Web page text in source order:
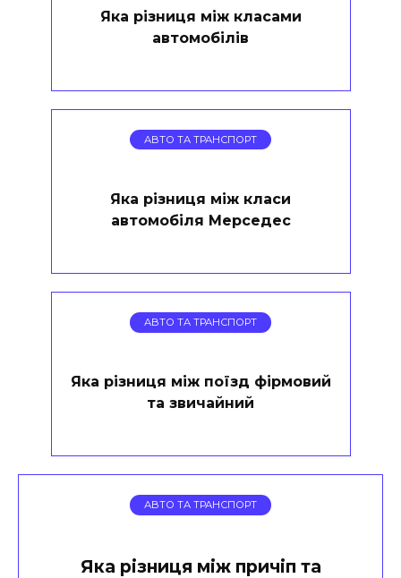
Яка різниця між класами
автомобілів
АВТО ТА ТРАНСПОРТ
Яка різниця між класи
автомобіля Мерседес
АВТО ТА ТРАНСПОРТ
Яка різниця між поїзд фірмовий
та звичайний
АВТО ТА ТРАНСПОРТ
Яка різниця між причіп та